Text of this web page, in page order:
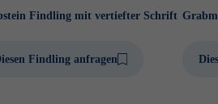
Findling mit vertiefter Schrift
Findling anfragen